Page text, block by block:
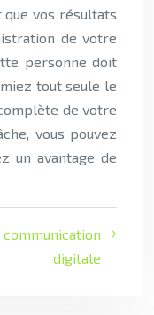
vos résultats
de votre
personne doit
tout seule le
de votre
vous pouvez
un avantage de
digitale